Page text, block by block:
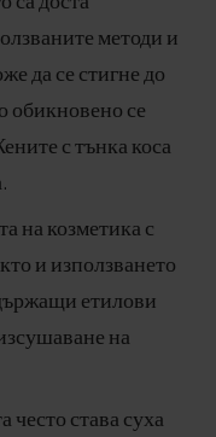
методи и
да се стигне до
обикновено се
с тънка коса
на козметика с
и използването
етилови
на
често става суха